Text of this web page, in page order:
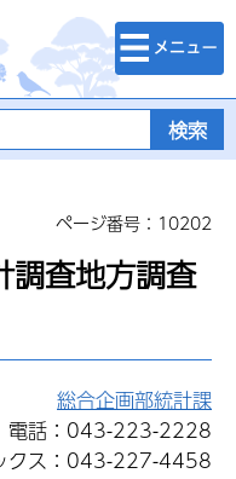
検索・メニュ
ー
ページ番号：10202
調査地方調査
総合企画部統計課
電話：043-223-2228
クス：043-227-4458